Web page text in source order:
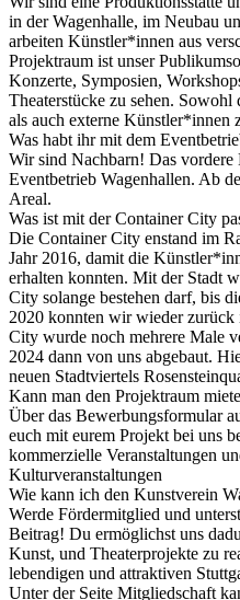
in der Wagenhalle, im Neubau
arbeiten Künstler*innen aus
Projektraum ist unser
Konzerte, Symposien,
Theaterstücke zu sehen.
als auch externe Künstler*innen
Was habt ihr mit dem
Wir sind Nachbarn! Das
Eventbetrieb Wagenhallen. Ab
Areal.
Was ist mit der Container City
Die Container City enstand im
Jahr 2016, damit die
erhalten konnten. Mit der Stadt
City solange bestehen darf, bis
2020 konnten wir wieder
City wurde noch mehrere Male
2024 dann von uns abgebaut.
neuen Stadtviertels
Kann man den Projektraum
Über das Bewerbungsformular
euch mit eurem Projekt bei uns
kommerzielle Veranstaltungen
Kulturveranstaltungen
Wie kann ich den Kunstverein
Werde Fördermitglied und
Beitrag! Du ermöglichst uns
Kunst, und Theaterprojekte zu
lebendigen und attraktiven
Unter der Seite Mitgliedschaft